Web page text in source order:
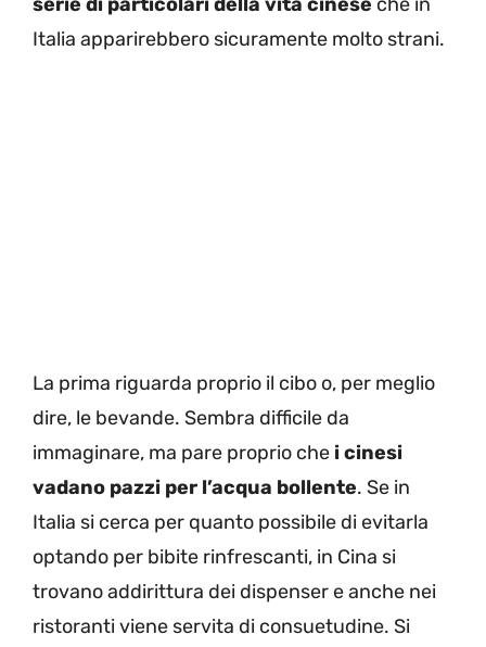
Italia apparirebbero sicuramente molto strani.
La prima riguarda proprio il cibo o, per meglio
dire, le bevande. Sembra difficile da
immaginare, ma pare proprio che i cinesi
vadano pazzi per l’acqua bollente. Se in
Italia si cerca per quanto possibile di evitarla
optando per bibite rinfrescanti, in Cina si
trovano addirittura dei dispenser e anche nei
ristoranti viene servita di consuetudine. Si